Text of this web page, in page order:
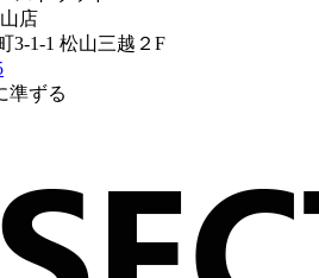
店
3-1-1 松山三越２F
準ずる